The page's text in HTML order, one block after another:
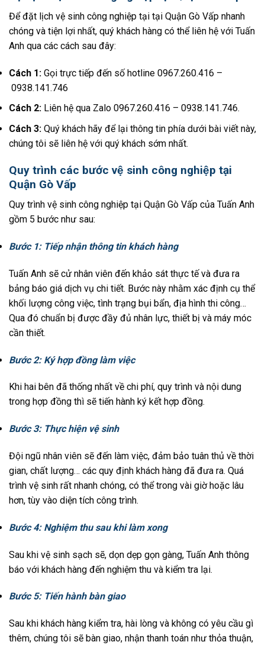
Để đặt lịch vệ sinh công nghiệp tại tại Quận Gò Vấp nhanh
chóng và tiện lợi nhất, quý khách hàng có thể liên hệ với Tuấn
Anh qua các cách sau đây:
Cách 1: Gọi trực tiếp đến số hotline 0967.260.416 –
0938.141.746
Cách 2: Liên hệ qua Zalo 0967.260.416 – 0938.141.746.
Cách 3: Quý khách hãy để lại thông tin phía dưới bài viết này,
chúng tôi sẽ liên hệ với quý khách sớm nhất.
Quy trình các bước vệ sinh công nghiệp tại
Quận Gò Vấp
Quy trình vệ sinh công nghiệp tại Quận Gò Vấp của Tuấn Anh
gồm 5 bước như sau:
Bước 1: Tiếp nhận thông tin khách hàng
Tuấn Anh sẽ cử nhân viên đến khảo sát thực tế và đưa ra
bảng báo giá dịch vụ chi tiết. Bước này nhằm xác định cụ thể
khối lượng công việc, tình trạng bụi bẩn, địa hình thi công…
Qua đó chuẩn bị được đầy đủ nhân lực, thiết bị và máy móc
cần thiết.
Bước 2: Ký hợp đồng làm việc
Khi hai bên đã thống nhất về chi phí, quy trình và nội dung
trong hợp đồng thì sẽ tiến hành ký kết hợp đồng.
Bước 3: Thực hiện vệ sinh
Đội ngũ nhân viên sẽ đến làm việc, đảm bảo tuân thủ về thời
gian, chất lượng… các quy định khách hàng đã đưa ra. Quá
trình vệ sinh rất nhanh chóng, có thể trong vài giờ hoặc lâu
hơn, tùy vào diện tích công trình.
Bước 4: Nghiệm thu sau khi làm xong
Sau khi vệ sinh sạch sẽ, dọn dẹp gọn gàng, Tuấn Anh thông
báo với khách hàng đến nghiệm thu và kiểm tra lại.
Bước 5: Tiến hành bàn giao
Sau khi khách hàng kiểm tra, hài lòng và không có yêu cầu gì
thêm, chúng tôi sẽ bàn giao, nhận thanh toán như thỏa thuận,